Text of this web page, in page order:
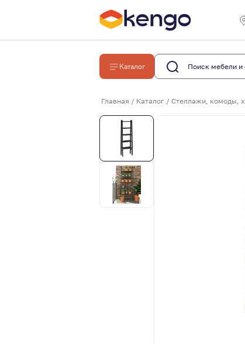
Каталог
Главная / Каталог / Стеллажи, комоды,